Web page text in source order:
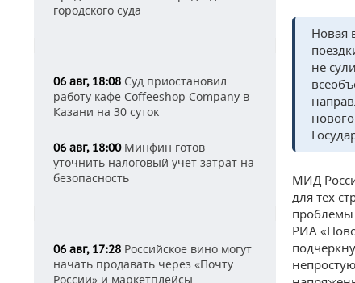
городского суда
06 авг, 18:08 Суд приостановил
работу кафе Coffeeshop Company в
Казани на 30 суток
06 авг, 18:00Минфин готов
уточнить налоговый учет затрат на
безопасность
06 авг, 17:28 Российское вино могут
начать продавать через «Почту
России» и маркетплейсы
Новая
не
МИД
для тех
проблемы
РИА